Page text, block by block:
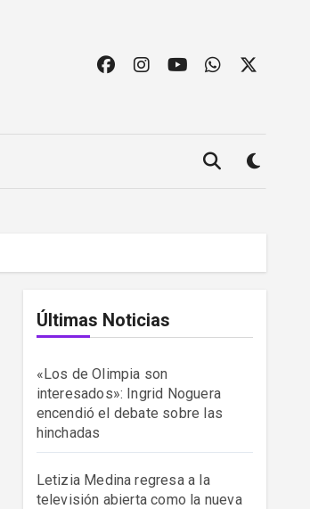
Últimas Noticias
«Los de Olimpia son
interesados»: Ingrid Noguera
encendió el debate sobre las
hinchadas
Letizia Medina regresa a la
televisión abierta como la nueva